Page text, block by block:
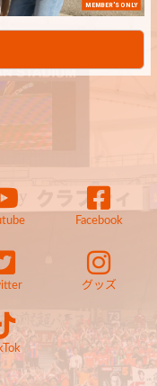
MEMBER'S ONLY
Facebook
グッズ